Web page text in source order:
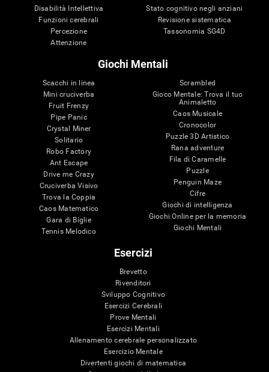
Disabilità Intellettiva
Funzioni cerebrali
Percezione
Attenzione
Stato cognitivo negli anziani
Revisione sistematica
Tassonomia SG4D
Giochi Mentali
Scacchi in linea
Mini cruciverba
Fruit Frenzy
Pipe Panic
Crystal Miner
Solitario
Robo Factory
Ant Escape
Drive me Crazy
Cruciverba Visivo
Trova la Coppia
Caos Matematico
Gara di Biglie
Tennis Melodico
Scrambled
Gioco Mentale: Trova il tuo
Animaletto
Caos Musicale
Cronocolor
Puzzle 3D Artistico
Rana adventure
Fila di Caramelle
Puzzle
Penguin Maze
Cifre
Giochi di intelligenza
Giochi Online per la memoria
Giochi Mentali
Esercizi
Brevetto
Rivenditori
Sviluppo Cognitivo
Esercizi Cerebrali
Prove Mentali
Esercizi Mentali
Allenamento cerebrale personalizzato
Esercizio Mentale
Divertenti giochi di matematica